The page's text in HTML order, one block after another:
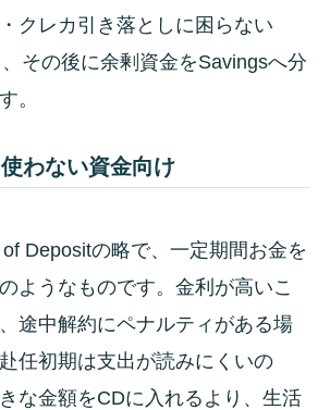
クレカ引き落としに困らない
その後に余剰資金をSavingsへ分
。
わない資金向け
Depositの略で、一定期間お金を
ようなものです。金利が高いこ
途中解約にペナルティがある場
任初期は支出が読みにくいの
な金額をCDに入れるより、生活